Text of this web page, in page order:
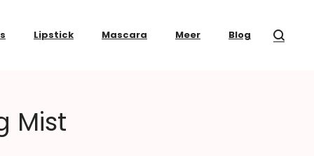
Lipstick Mascara Meer Blog
Mist